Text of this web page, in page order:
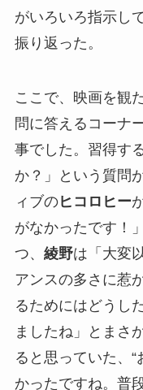
がいろいろ指示し
振り返った。
ここで、映画を観
問に答えるコーナ
事でした。習得す
か？」という質問
ィブのヒコロヒー
がなかったです！
つ、 綾野は「大変
アンスの多さに惹
るためにはどうし
ましたね」とまさ
ると思っていた、“
かったですね。普